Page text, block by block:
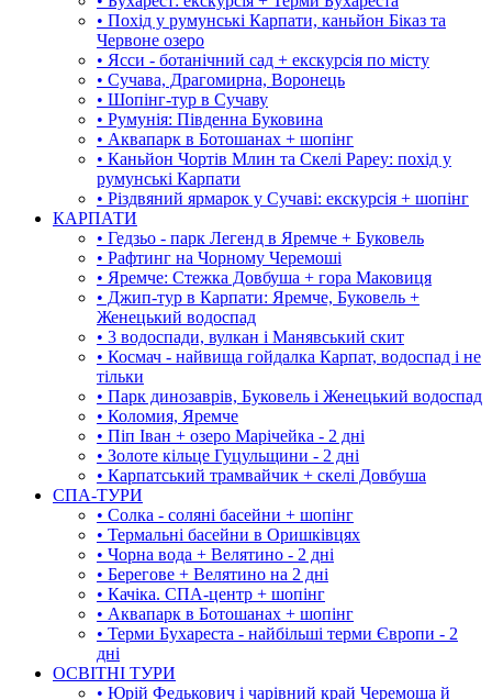
• Похід у румунські Карпати, каньйон Біказ та
Червоне озеро
• Ясси - ботанічний сад + екскурсія по місту
• Сучава, Драгомирна, Воронець
• Шопінг-тур в Сучаву
• Румунія: Південна Буковина
• Аквапарк в Ботошанах + шопінг
• Каньйон Чортів Млин та Скелі Рареу: похід у
румунські Карпати
• Різдвяний ярмарок у Сучаві: екскурсія + шопінг
КАРПАТИ
• Гедзьо - парк Легенд в Яремче + Буковель
• Рафтинг на Чорному Черемоші
• Яремче: Стежка Довбуша + гора Маковиця
• Джип-тур в Карпати: Яремче, Буковель +
Женецький водоспад
• 3 водоспади, вулкан і Манявський скит
• Космач - найвища гойдалка Карпат, водоспад і не
тільки
• Парк динозаврів, Буковель і Женецький водоспад
• Коломия, Яремче
• Піп Іван + озеро Марічейка - 2 дні
• Золоте кільце Гуцульщини - 2 дні
• Карпатський трамвайчик + скелі Довбуша
СПА-ТУРИ
• Солка - соляні басейни + шопінг
• Термальні басейни в Оришківцях
• Чорна вода + Велятино - 2 дні
• Берегове + Велятино на 2 дні
• Качіка. СПА-центр + шопінг
• Аквапарк в Ботошанах + шопінг
• Терми Бухареста - найбільші терми Європи - 2
дні
ОСВІТНІ ТУРИ
• Юрій Федькович і чарівний край Черемоша й